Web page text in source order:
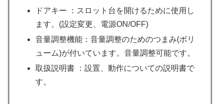
ドアキー ：スロット台を開けるために使用し
ます。(設定変更、電源ON/OFF)
音量調整機能：音量調整のためのつまみ(ボリ
ューム)が付いています。音量調整可能です。
取扱説明書 ：設置、動作についての説明書で
す。